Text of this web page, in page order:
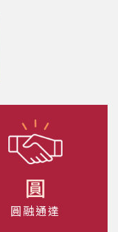
圓
圓融通達